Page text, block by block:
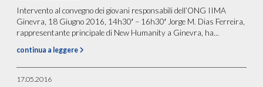
Intervento al convegno dei giovani responsabili dell’ONG IIMA
Ginevra, 18 Giugno 2016, 14h30′ – 16h30′ Jorge M. Dias Ferreira,
rappresentante principale di New Humanity a Ginevra, ha...
continua a leggere
17.05.2016